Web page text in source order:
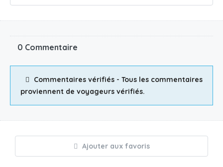
0 Commentaire
Commentaires vérifiés - Tous les commentaires
proviennent de voyageurs vérifiés.
Ajouter aux favoris